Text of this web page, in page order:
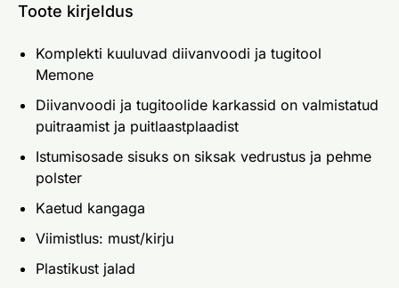
Toote kirjeldus
Komplekti kuuluvad diivanvoodi ja tugitool
Memone
Diivanvoodi ja tugitoolide karkassid on valmistatud
puitraamist ja puitlaastplaadist
Istumisosade sisuks on siksak vedrustus ja pehme
polster
Kaetud kangaga
Viimistlus: must/kirju
Plastikust jalad